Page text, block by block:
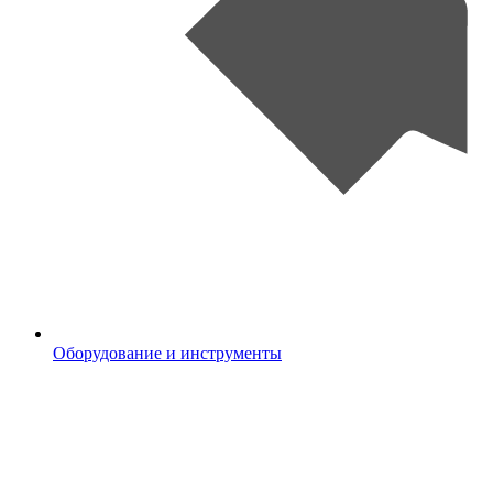
Оборудование и инструменты